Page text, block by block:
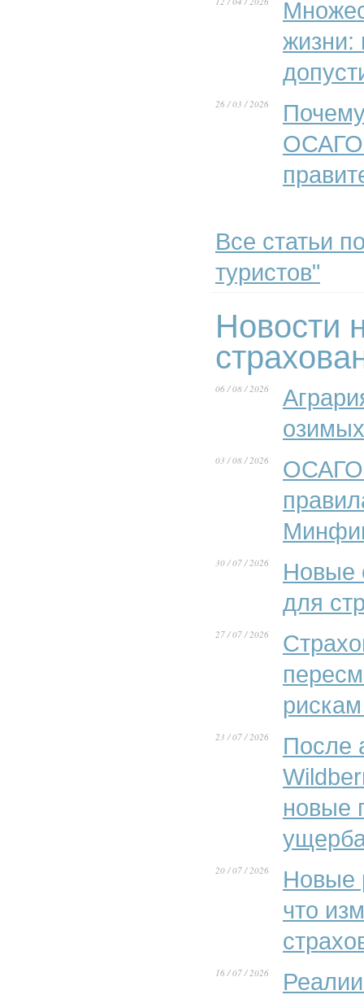
жизни:
26 / 03 / 2026
Все статьи
туристов"
Новости
06 / 08 / 2026
03 / 08 / 2026
ОСАГО
30 / 07 / 2026
Новые
для
27 / 07 / 2026
23 / 07 / 2026
После
новые
20 / 07 / 2026
Новые
что
16 / 07 / 2026